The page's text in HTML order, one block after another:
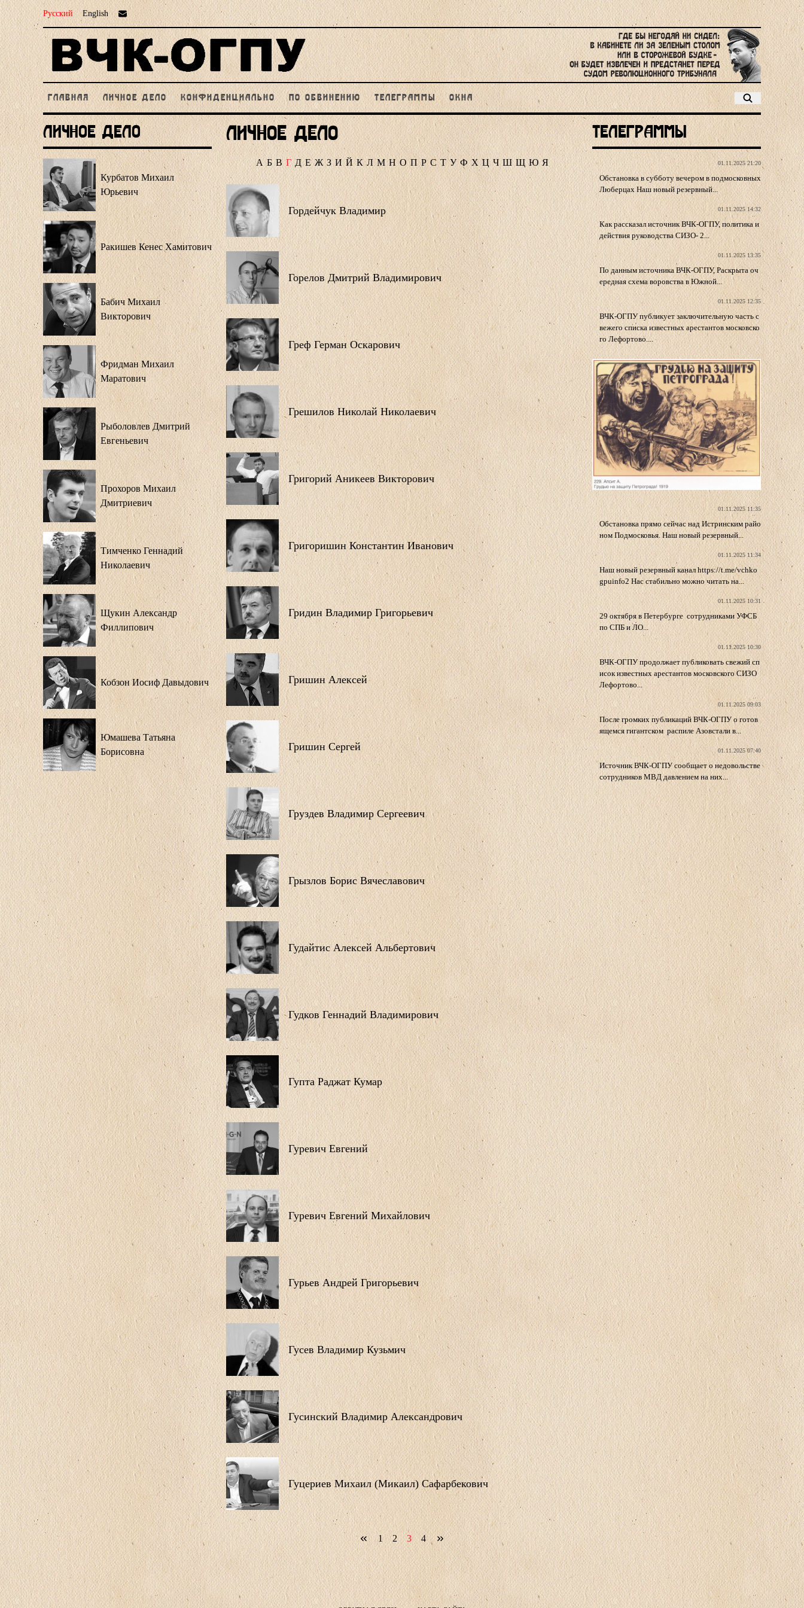
Русский English
ГЛАВНАЯ ЛИЧНОЕ ДЕЛО КОНФИДЕНЦИАЛЬНО ПО ОБВИНЕНИЮ ТЕЛЕГРАММЫ ОКНА
Личное Дело
Курбатов Михаил
Юрьевич
Ракишев Кенес Хамитович
Бабич Михаил
Викторович
Фридман Михаил
Маратович
Рыболовлев Дмитрий
Евгеньевич
Прохоров Михаил
Дмитриевич
Тимченко Геннадий
Николаевич
Щукин Александр
Филлипович
Кобзон Иосиф Давыдович
Юмашева Татьяна
Борисовна
Личное дело
А Б В Г Д Е Ж З И Й К Л М Н О П Р С Т У Ф Х Ц Ч Ш Щ Ю Я
Гордейчук Владимир
Горелов Дмитрий Владимирович
Греф Герман Оскарович
Грешилов Николай Николаевич
Григорий Аникеев Викторович
Григоришин Константин Иванович
Гридин Владимир Григорьевич
Гришин Алексей
Гришин Сергей
Груздев Владимир Сергеевич
Грызлов Борис Вячеславович
Гудайтис Алексей Альбертович
Гудков Геннадий Владимирович
Гупта Раджат Кумар
Гуревич Евгений
Гуревич Евгений Михайлович
Гурьев Андрей Григорьевич
Гусев Владимир Кузьмич
Гусинский Владимир Александрович
Гуцериев Михаил (Микаил) Сафарбекович
1 2 3 4
Телеграммы
01.11.2025 21:20
Обстановка в субботу вечером в подмосковных
Люберцах Наш новый резервный...
01.11.2025 14:32
Как рассказал источник ВЧК-ОГПУ, политика и
действия руководства СИЗО- 2...
01.11.2025 13:35
По данным источника ВЧК-ОГПУ, Раскрыта оч
ередная схема воровства в Южной...
01.11.2025 12:35
ВЧК-ОГПУ публикует заключительную часть с
вежего списка известных арестантов московско
го Лефортово....
01.11.2025 11:35
Обстановка прямо сейчас над Истринским райо
ном Подмосковья. Наш новый резервный...
01.11.2025 11:34
Наш новый резервный канал https://t.me/vchko
gpuinfo2 Нас стабильно можно читать на...
01.11.2025 10:31
29 октября в Петербурге сотрудниками УФСБ
по СПБ и ЛО...
01.11.2025 10:30
ВЧК-ОГПУ продолжает публиковать свежий сп
исок известных арестантов московского СИЗО
Лефортово...
01.11.2025 09:03
После громких публикаций ВЧК-ОГПУ о готов
ящемся гигантском распиле Азовстали в...
01.11.2025 07:40
Источник ВЧК-ОГПУ сообщает о недовольстве
сотрудников МВД давлением на них...